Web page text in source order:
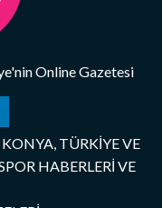
Online Gazetesi
TÜRKİYE VE
HABERLERİ VE